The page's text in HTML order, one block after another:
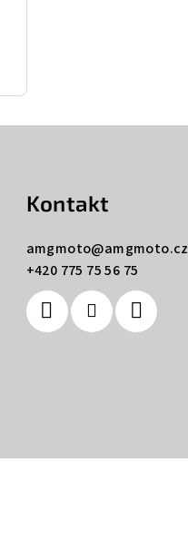
Kontakt
amgmoto@amgmoto.cz
+420 775 75 56 75